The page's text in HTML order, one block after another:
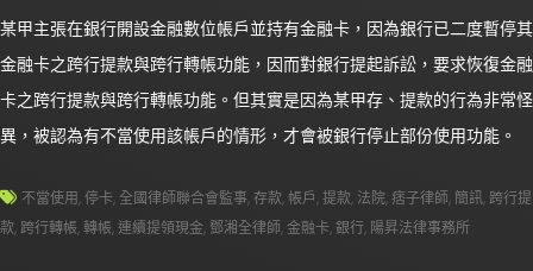
某甲主張在銀行開設金融數位帳戶並持有金融卡，因為銀行已二度暫停其
金融卡之跨行提款與跨行轉帳功能，因而對銀行提起訴訟，要求恢復金融
卡之跨行提款與跨行轉帳功能。但其實是因為某甲存、提款的行為非常怪
異，被認為有不當使用該帳戶的情形，才會被銀行停止部份使用功能。
不當使用,停卡, 全國律師聯合會監事, 存款, 帳戶,提款, 法院, 痞子律師, 簡訊,跨行提
款,跨行轉帳,轉帳,連續提領現金, 鄧湘全律師,金融卡, 銀行, 陽昇法律事務所